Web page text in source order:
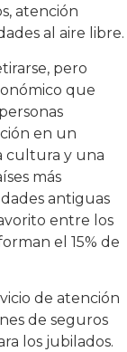
atención
al aire libre.
pero
que
en un
cultura y una
más
antiguas
entre los
el 15% de
de atención
de seguros
los jubilados.